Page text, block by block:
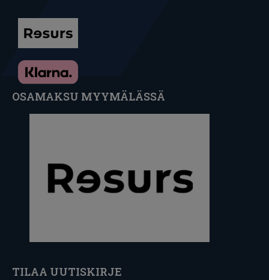
OSAMAKSU MYYMÄLÄSSÄ
TILAA UUTISKIRJE